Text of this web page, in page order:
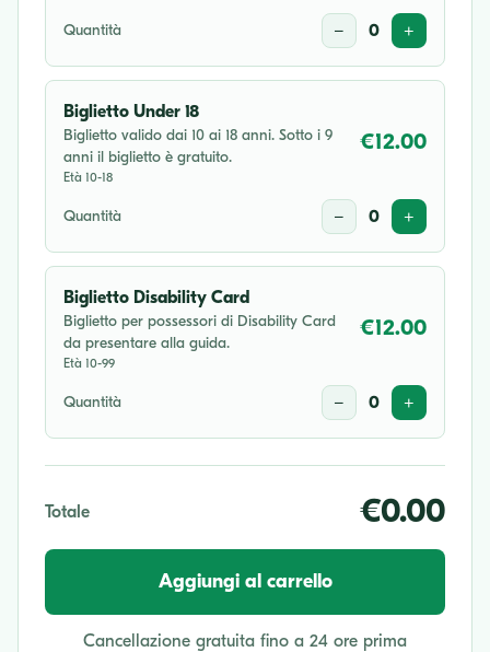
Quantità − 0 +
Biglietto Under 18
Biglietto valido dai 10 ai 18 anni. Sotto i 9
anni il biglietto è gratuito.
Età 10-18
€12.00
Quantità − 0 +
Biglietto Disability Card
Biglietto per possessori di Disability Card
da presentare alla guida.
Età 10-99
€12.00
Quantità − 0 +
Totale €0.00
Aggiungi al carrello
Cancellazione gratuita fino a 24 ore prima